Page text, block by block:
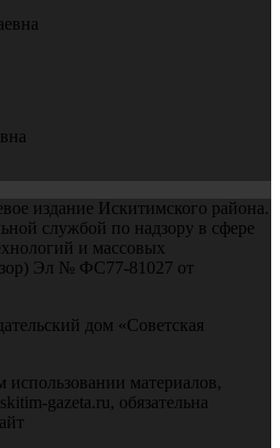
издание Искитимского района.
службой по надзору в сфере
и массовых
Эл № ФС77-81027 от
дом «Советская
материалов,
gazeta.ru, обязательна